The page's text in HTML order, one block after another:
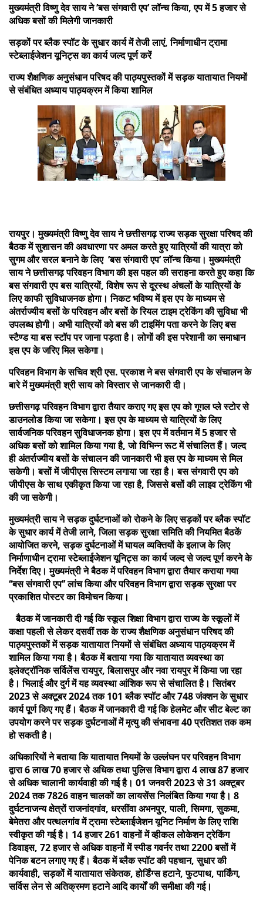
मुख्यमंत्री विष्णु देव साय ने ’बस संगवारी एप’ लॉन्च किया, एप में 5 हजार से
अधिक बसों की मिलेगी जानकारी
सड़कों पर ब्लैक स्पॉट के सुधार कार्य में तेजी लाएं, निर्माणाधीन ट्रामा
स्टेब्लाईजेशन यूनिट्स का कार्य जल्द पूर्ण करें
राज्य शैक्षणिक अनुसंधान परिषद की पाठ्यपुस्तकों में सड़क यातायात नियमों
से संबंधित अध्याय पाठ्यक्रम में किया शामिल
रायपुर। मुख्यमंत्री विष्णु देव साय ने छत्तीसगढ़ राज्य सड़क सुरक्षा परिषद की
बैठक में सुशासन की अवधारणा पर अमल करते हुए यात्रियों की यात्रा को
सुगम और सरल बनाने के लिए ’बस संगवारी एप’ लॉन्च किया। मुख्यमंत्री
साय ने छत्तीसगढ़ परिवहन विभाग की इस पहल की सराहना करते हुए कहा कि
बस संगवारी एप बस यात्रियों, विशेष रूप से दूरस्थ अंचलों के यात्रियों के
लिए काफी सुविधाजनक होगा। निकट भविष्य में इस एप के माध्यम से
अंतर्राज्यीय बसों के परिवहन और बसों के रियल टाइम ट्रेकिंग की सुविधा भी
उपलब्ध होगी। अभी यात्रियों को बस की टाइमिंग पता करने के लिए बस
स्टैण्ड या बस स्टॉप पर जाना पड़ता है। लोगों की इस परेशानी का समाधान
इस एप के जरिए मिल सकेगा।
परिवहन विभाग के सचिव श्री एस. प्रकाश ने बस संगवारी एप के संचालन के
बारे में मुख्यमंत्री श्री साय को विस्तार से जानकारी दी।
छत्तीसगढ़ परिवहन विभाग द्वारा तैयार कराए गए इस एप को गूगल प्ले स्टोर से
डाउनलोड किया जा सकेगा। इस एप के माध्यम से यात्रियों के लिए
सार्वजनिक परिवहन सुविधाजनक होगा। इस एप में वर्तमान में 5 हजार से
अधिक बसों को शामिल किया गया है, जो विभिन्न रूट में संचालित हैं। जल्द
ही अंतर्राज्यीय बसों के संचालन की जानकारी भी इस एप के माध्यम से मिल
सकेगी। बसों में जीपीएस सिस्टम लगाया जा रहा है। बस संगवारी एप को
जीपीएस के साथ एकीकृत किया जा रहा है, जिससे बसों की लाइव ट्रेकिंग भी
की जा सकेगी।
मुख्यमंत्री साय ने सड़क दुर्घटनाओं को रोकने के लिए सड़कों पर ब्लैक स्पॉट
के सुधार कार्य में तेजी लाने, जिला सड़क सुरक्षा समिति की नियमित बैठकें
आयोजित करने, सड़क दुर्घटनाओं में घायल व्यक्तियों के इलाज के लिए
निर्माणाधीन ट्रामा स्टेब्लाईजेशन यूनिट्स का कार्य जल्द से जल्द पूर्ण करने के
निर्देश दिए। मुख्यमंत्री ने बैठक में परिवहन विभाग द्वारा तैयार कराया गया
‘‘बस संगवारी एप’’ लांच किया और परिवहन विभाग द्वारा सड़क सुरक्षा पर
प्रकाशित पोस्टर का विमोचन किया।
बैठक में जानकारी दी गई कि स्कूल शिक्षा विभाग द्वारा राज्य के स्कूलों में
कक्षा पहली से लेकर दसवीं तक के राज्य शैक्षणिक अनुसंधान परिषद की
पाठ्यपुस्तकों में सड़क यातायात नियमों से संबंधित अध्याय पाठ्यक्रम में
शामिल किया गया है। बैठक में बताया गया कि यातायात व्यवस्था का
इलेक्ट्रॉनिक सर्विलेंस रायपुर, बिलासपुर और नवा रायपुर में किया जा रहा
है। भिलाई और दुर्ग में यह व्यवस्था आंशिक रूप से संचालित है। सितंबर
2023 से अक्टूबर 2024 तक 101 ब्लैक स्पॉट और 748 जंक्शन के सुधार
कार्य पूर्ण किए गए हैं। बैठक में जानकारी दी गई कि हेलमेट और सीट बेल्ट का
उपयोग करने पर सड़क दुर्घटनाओं में मृत्यु की संभावना 40 प्रतिशत तक कम
हो सकती है।
अधिकारियों ने बताया कि यातायात नियमों के उल्लंघन पर परिवहन विभाग
द्वारा 6 लाख 70 हजार से अधिक तथा पुलिस विभाग द्वारा 4 लाख 87 हजार
से अधिक चालानी कार्यवाही की गई है। 01 जनवरी 2023 से 31 अक्टूबर
2024 तक 7826 वाहन चालकों का लायसेंस निलंबित किया गया है। 8
दुर्घटनाजन्य क्षेत्रों राजनांदगांव, धरसींवा अभनपुर, पाली, सिमगा, सुकमा,
बेमेतरा और पत्थलगांव में ट्रामा स्टेब्लाईजेशन यूनिट निर्माण के लिए राशि
स्वीकृत की गई है। 14 हजार 261 वाहनों में व्हीकल लोकेशन ट्रेकिंग
डिवाइस, 72 हजार से अधिक वाहनों में स्पीड गवर्नर तथा 2200 बसों में
पेनिक बटन लगाए गए हैं। बैठक में ब्लैक स्पॉट की पहचान, सुधार की
कार्यवाही, सड़कों में यातायात संकेतक, होर्डिंग्स हटाने, फुटपाथ, पार्किंग,
सर्विस लेन से अतिक्रमण हटाने आदि कार्यों की समीक्षा की गई।